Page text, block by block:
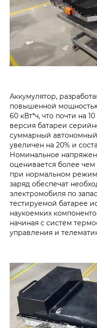
Аккумулятор,
повышенной
60 кВт*ч, что почти на
версия батареи
суммарный автономный
увеличен на 20% и
Номинальное
оценивается более
при нормальном
заряд обеспечат
электромобиля по
тестируемой батарее
наукоемких
начиная с систем
управления и